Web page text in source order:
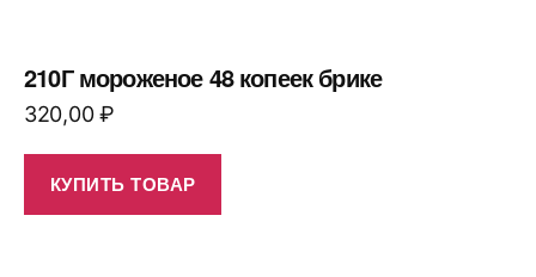
210Г мороженое 48 копеек брике
320,00₽
КУПИТЬ ТОВАР